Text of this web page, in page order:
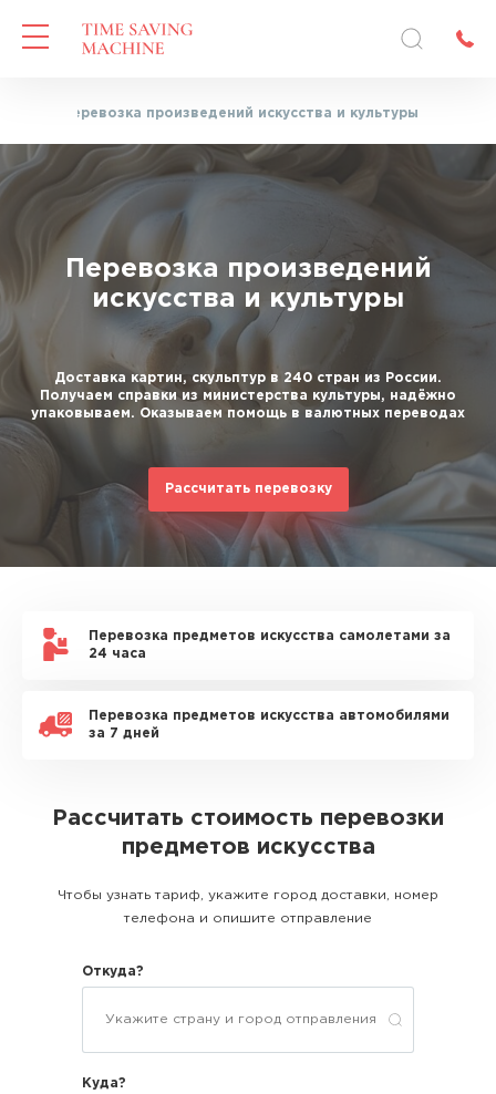
Перевозка произведений искусства и культуры
Перевозка произведений
искусства и культуры
Доставка картин, скульптур в 240 стран из России.
Получаем справки из министерства культуры, надёжно
упаковываем. Оказываем помощь в валютных переводах
Рассчитать перевозку
Перевозка предметов искусства самолетами за
24 часа
Перевозка предметов искусства автомобилями
за 7 дней
Рассчитать стоимость перевозки
предметов искусства
Чтобы узнать тариф, укажите город доставки, номер
телефона и опишите отправление
Откуда?
Куда?